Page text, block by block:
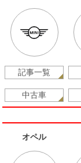
記事一覧
中古車
オペル